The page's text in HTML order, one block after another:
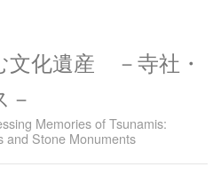
文化遺産 －寺社・
Memories of Tsunamis:
and Stone Monuments